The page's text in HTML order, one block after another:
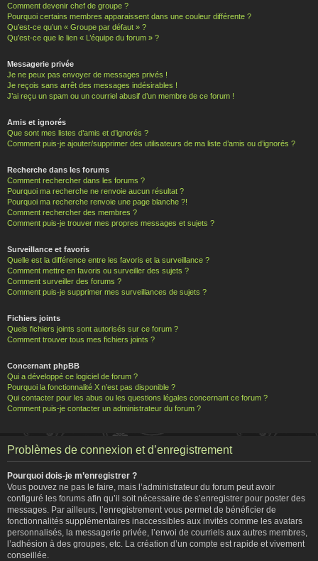
Comment devenir chef de groupe ?
Pourquoi certains membres apparaissent dans une couleur différente ?
Qu’est-ce qu’un « Groupe par défaut » ?
Qu’est-ce que le lien « L’équipe du forum » ?
Messagerie privée
Je ne peux pas envoyer de messages privés !
Je reçois sans arrêt des messages indésirables !
J’ai reçu un spam ou un courriel abusif d’un membre de ce forum !
Amis et ignorés
Que sont mes listes d’amis et d’ignorés ?
Comment puis-je ajouter/supprimer des utilisateurs de ma liste d’amis ou d’ignorés ?
Recherche dans les forums
Comment rechercher dans les forums ?
Pourquoi ma recherche ne renvoie aucun résultat ?
Pourquoi ma recherche renvoie une page blanche ?!
Comment rechercher des membres ?
Comment puis-je trouver mes propres messages et sujets ?
Surveillance et favoris
Quelle est la différence entre les favoris et la surveillance ?
Comment mettre en favoris ou surveiller des sujets ?
Comment surveiller des forums ?
Comment puis-je supprimer mes surveillances de sujets ?
Fichiers joints
Quels fichiers joints sont autorisés sur ce forum ?
Comment trouver tous mes fichiers joints ?
Concernant phpBB
Qui a développé ce logiciel de forum ?
Pourquoi la fonctionnalité X n’est pas disponible ?
Qui contacter pour les abus ou les questions légales concernant ce forum ?
Comment puis-je contacter un administrateur du forum ?
Problèmes de connexion et d’enregistrement
Pourquoi dois-je m’enregistrer ?
Vous pouvez ne pas le faire, mais l’administrateur du forum peut avoir
configuré les forums afin qu’il soit nécessaire de s’enregistrer pour poster des
messages. Par ailleurs, l’enregistrement vous permet de bénéficier de
fonctionnalités supplémentaires inaccessibles aux invités comme les avatars
personnalisés, la messagerie privée, l’envoi de courriels aux autres membres,
l’adhésion à des groupes, etc. La création d’un compte est rapide et vivement
conseillée.